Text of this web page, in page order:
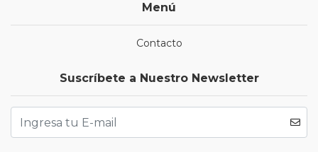
Menú
Contacto
Suscríbete a Nuestro Newsletter